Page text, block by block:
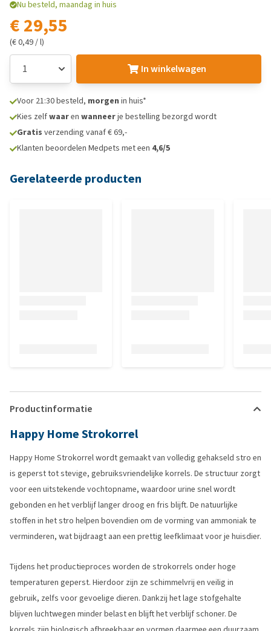
Nu besteld, maandag in huis
€ 29,55
(€ 0,49 / l)
In winkelwagen
Voor 21:30 besteld, morgen in huis*
Kies zelfwaaren wanneerje bestelling bezorgd wordt
Gratis verzending vanaf € 69,-
Klanten beoordelen Medpets met een 4,6/5
Gerelateerde producten
Productinformatie
Happy Home Strokorrel
Happy Home Strokorrel wordt gemaakt van volledig gehakseld stro en
is geperst tot stevige, gebruiksvriendelijke korrels. De structuur zorgt
voor een uitstekende vochtopname, waardoor urine snel wordt
gebonden en het verblijf langer droog en fris blijft. De natuurlijke
stoffen in het stro helpen bovendien om de vorming van ammoniak te
verminderen, wat bijdraagt aan een prettig leefklimaat voor je huisdier.
Tijdens het productieproces worden de strokorrels onder hoge
temperaturen geperst. Hierdoor zijn ze schimmelvrij en veilig in
gebruik, zelfs voor gevoelige dieren. Dankzij het lage stofgehalte
blijven luchtwegen minder belast en blijft het verblijf schoner. De